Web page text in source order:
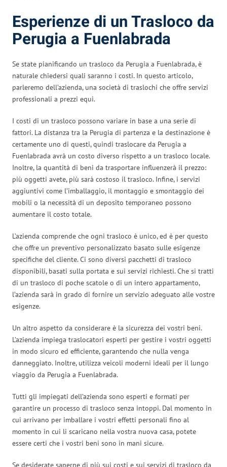
Esperienze di un Trasloco da
Perugia a Fuenlabrada
Se state pianificando un trasloco da Perugia a Fuenlabrada, è
naturale chiedersi quali saranno i costi. In questo articolo,
parleremo dell’azienda, una società di traslochi che offre servizi
professionali a prezzi equi.
I costi di un trasloco possono variare in base a una serie di
fattori. La distanza tra la Perugia di partenza e la destinazione è
certamente uno di questi, quindi traslocare da Perugia a
Fuenlabrada avrà un costo diverso rispetto a un trasloco locale.
Inoltre, la quantità di beni da trasportare influenzerà il prezzo:
più oggetti avete, più sarà costoso il trasloco. Infine, i servizi
aggiuntivi come l’imballaggio, il montaggio e smontaggio dei
mobili o la necessità di un deposito temporaneo possono
aumentare il costo totale.
L’azienda comprende che ogni trasloco è unico, ed è per questo
che offre un preventivo personalizzato basato sulle esigenze
specifiche del cliente. Ci sono diversi pacchetti di trasloco
disponibili, basati sulla portata e sui servizi richiesti. Che si tratti
di un trasloco di poche scatole o di un intero appartamento,
l’azienda sarà in grado di fornire un servizio adeguato alle vostre
esigenze.
Un altro aspetto da considerare è la sicurezza dei vostri beni.
L’azienda impiega traslocatori esperti per gestire i vostri oggetti
in modo sicuro ed efficiente, garantendo che nulla venga
danneggiato. Inoltre, utilizza veicoli moderni ideali per il lungo
viaggio da Perugia a Fuenlabrada.
Tutti gli impiegati dell’azienda sono esperti e formati per
garantire un processo di trasloco senza intoppi. Dal momento in
cui arrivano per imballare i vostri effetti personali fino al
momento in cui li scaricano nella vostra nuova casa, potete
essere certi che i vostri beni sono in mani sicure.
Se desiderate saperne di più sui costi e sui servizi di trasloco da